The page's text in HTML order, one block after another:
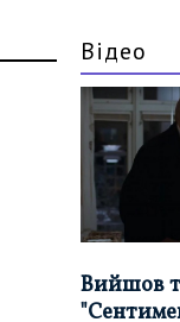
Відео
Вийшов